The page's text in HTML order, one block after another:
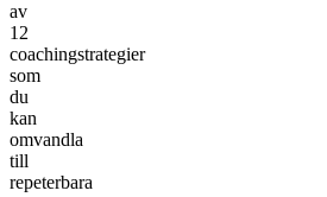
av
12
coachingstrategier
som
du
kan
omvandla
till
repeterbara